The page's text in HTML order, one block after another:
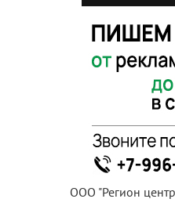
ООО "Регион